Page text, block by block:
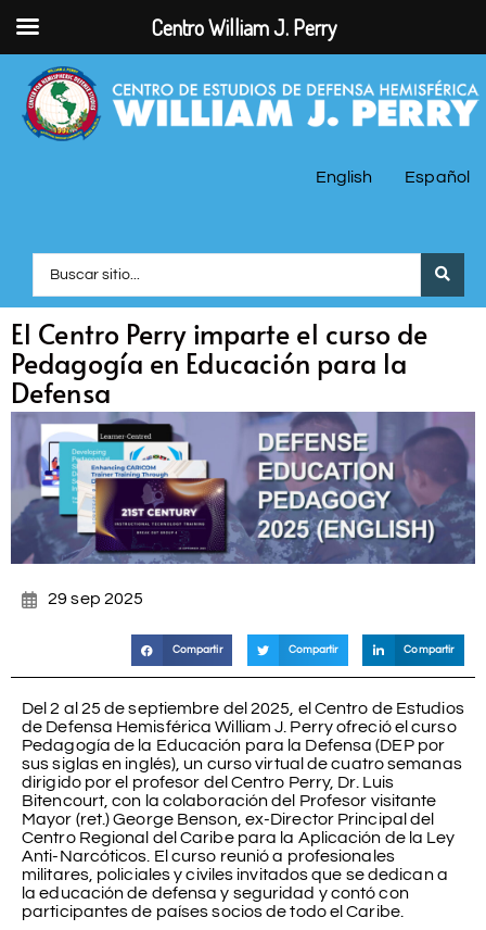
English Español
El Centro Perry imparte el curso de
Pedagogía en Educación para la
Defensa
29 sep 2025
Compartir Compartir Compartir
Del 2 al 25 de septiembre del 2025, el Centro de Estudios
de Defensa Hemisférica William J. Perry ofreció el curso
Pedagogía de la Educación para la Defensa (DEP por
sus siglas en inglés), un curso virtual de cuatro semanas
dirigido por el profesor del Centro Perry, Dr. Luis
Bitencourt, con la colaboración del Profesor visitante
Mayor (ret.) George Benson, ex-Director Principal del
Centro Regional del Caribe para la Aplicación de la Ley
Anti-Narcóticos. El curso reunió a profesionales
militares, policiales y civiles invitados que se dedican a
la educación de defensa y seguridad y contó con
participantes de países socios de todo el Caribe.
Centro William J. Perry